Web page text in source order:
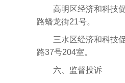
高明区经济和科技促
路蟠龙街21号。
三水区经济和科技促
路37号204室。
六、监督投诉